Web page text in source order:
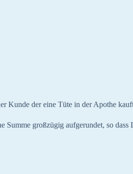
Kunde der eine Tüte in der Apothe
großzügig aufgerundet, so